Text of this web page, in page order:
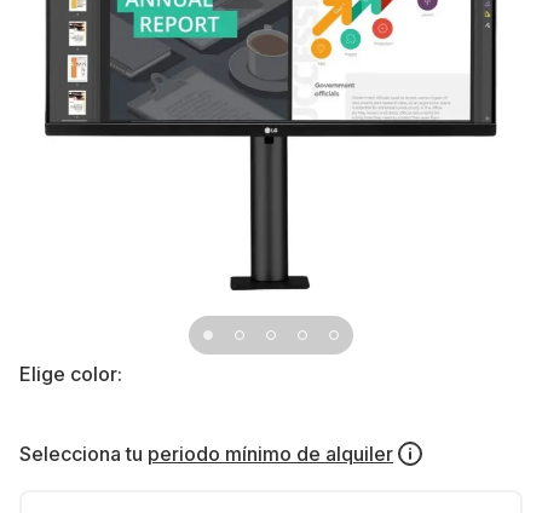
Elige color:
Selecciona tu periodo mínimo de alquiler